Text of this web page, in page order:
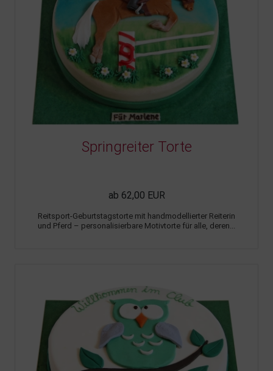
Springreiter Torte
ab 62,00 EUR
Reitsport-Geburtstagstorte mit handmodellierter Reiterin
und Pferd – personalisierbare Motivtorte für alle, deren...